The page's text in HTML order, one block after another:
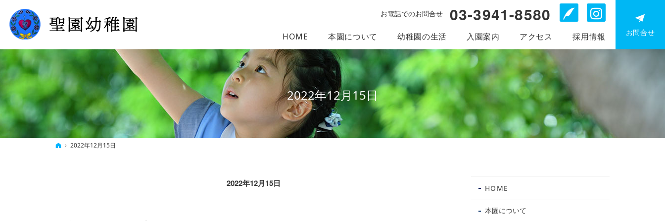
2022年12月15日
ホーム
2022年12月15日
2022年12月15日 HOME
本園について
お電話でのお問合せ 03-3941-8580 Blog
HOME 本園について 幼稚園の生活 入園案内 アクセス 採用情報 お問合せ